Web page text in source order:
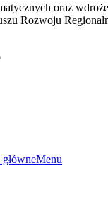
oraz
Rozwoju
Menu